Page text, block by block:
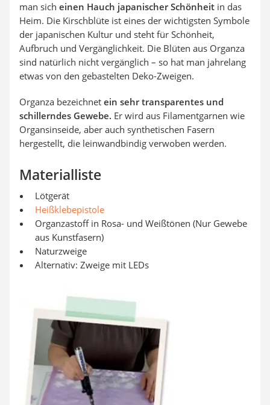
man sich einen Hauch japanischer Schönheit in das
Heim. Die Kirschblüte ist eines der wichtigsten Symbole
der japanischen Kultur und steht für Schönheit,
Aufbruch und Vergänglichkeit. Die Blüten aus Organza
sind natürlich nicht vergänglich – so hat man jahrelang
etwas von den gebastelten Deko-Zweigen.
Organza bezeichnet ein sehr transparentes und
schillerndes Gewebe. Er wird aus Filamentgarnen wie
Organsinseide, aber auch synthetischen Fasern
hergestellt, die leinwandbindig verwoben werden.
Materialliste
Lötgerät
Heißklebepistole
Organzastoff in Rosa- und Weißtönen (Nur Gewebe
aus Kunstfasern)
Naturzweige
Alternativ: Zweige mit LEDs